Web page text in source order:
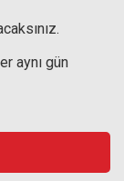
aynı gün